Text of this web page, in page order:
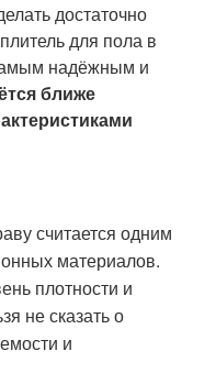
достаточно
для пола в
надёжным и
ближе
считается одним
материалов.
плотности и
не сказать о
и